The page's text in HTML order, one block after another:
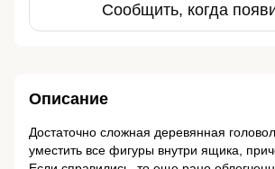
Сообщить, когда
Описание
Достаточно сложная деревянная
уместить все фигуры внутри ящика,